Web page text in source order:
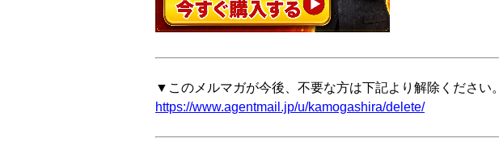
▼このメルマガが今後、不要な方は下記より解除ください。
https://www.agentmail.jp/u/kamogashira/delete/